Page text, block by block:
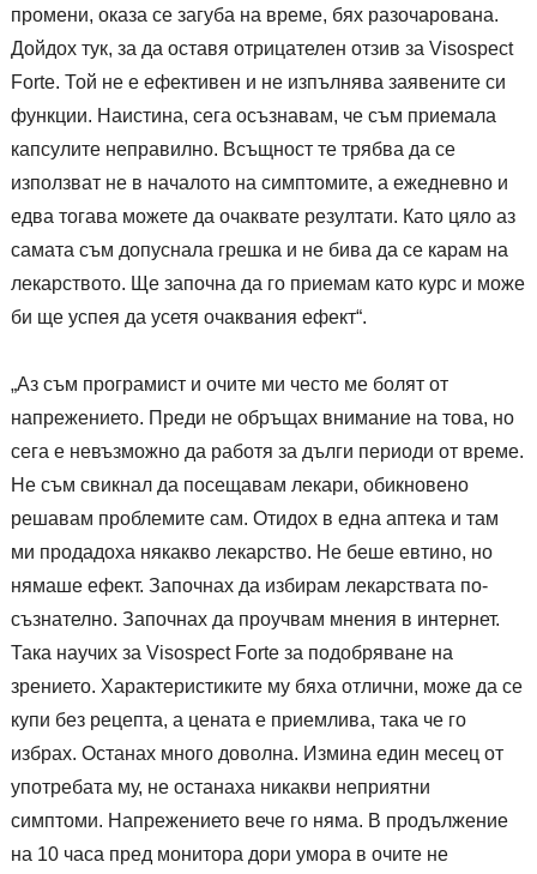
промени, оказа се загуба на време, бях разочарована.
Дойдох тук, за да оставя отрицателен отзив за Visospect
Forte. Той не е ефективен и не изпълнява заявените си
функции. Наистина, сега осъзнавам, че съм приемала
капсулите неправилно. Всъщност те трябва да се
използват не в началото на симптомите, а ежедневно и
едва тогава можете да очаквате резултати. Като цяло аз
самата съм допуснала грешка и не бива да се карам на
лекарството. Ще започна да го приемам като курс и може
би ще успея да усетя очаквания ефект“.
„Аз съм програмист и очите ми често ме болят от
напрежението. Преди не обръщах внимание на това, но
сега е невъзможно да работя за дълги периоди от време.
Не съм свикнал да посещавам лекари, обикновено
решавам проблемите сам. Отидох в една аптека и там
ми продадоха някакво лекарство. Не беше евтино, но
нямаше ефект. Започнах да избирам лекарствата по-
съзнателно. Започнах да проучвам мнения в интернет.
Така научих за Visospect Forte за подобряване на
зрението. Характеристиките му бяха отлични, може да се
купи без рецепта, а цената е приемлива, така че го
избрах. Останах много доволна. Измина един месец от
употребата му, не останаха никакви неприятни
симптоми. Напрежението вече го няма. В продължение
на 10 часа пред монитора дори умора в очите не